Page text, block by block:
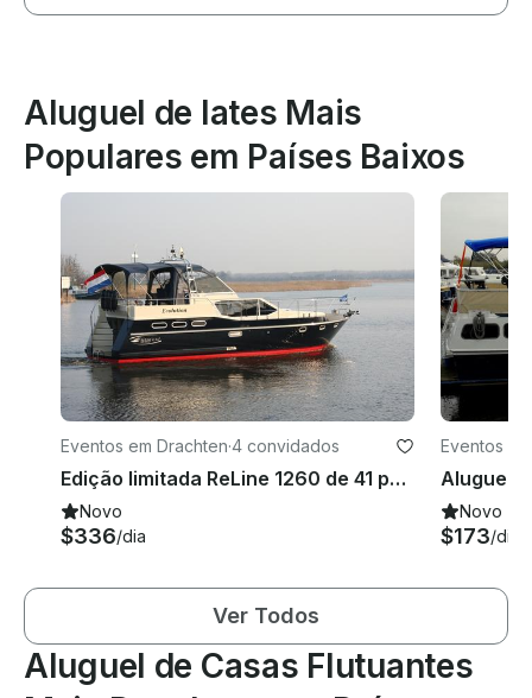
Aluguel de Iates Mais
Populares em Países Baixos
Eventos em Drachten·4 convidados
Edição limitada ReLine 1260 de 41 polegadas Aluguel de iates a motor em Drachten - Friesland, Holanda
Novo
$336/dia
Eventos
Novo
$173/dia
Ver Todos
Aluguel de Casas Flutuantes